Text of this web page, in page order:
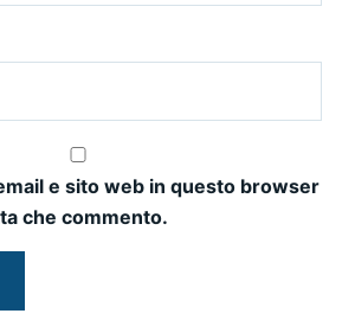
e sito web in questo browser
che commento.